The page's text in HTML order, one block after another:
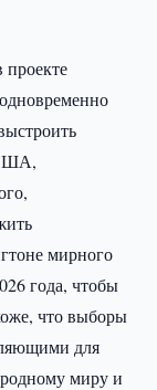
мирного
года, чтобы
что выборы
для
миру и